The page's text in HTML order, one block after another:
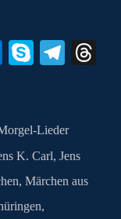
O
ok
.c
o
m
S
Te
a
m
Lieder
K. Carl,Jens
, Märchen aus
,